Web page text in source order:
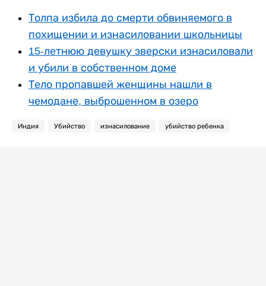
Толпа избила до смерти обвиняемого в
похищении и изнасиловании школьницы
15-летнюю девушку зверски изнасиловали
и убили в собственном доме
Тело пропавшей женщины нашли в
чемодане, выброшенном в озеро
Индия Убийство изнасилование убийство ребенка